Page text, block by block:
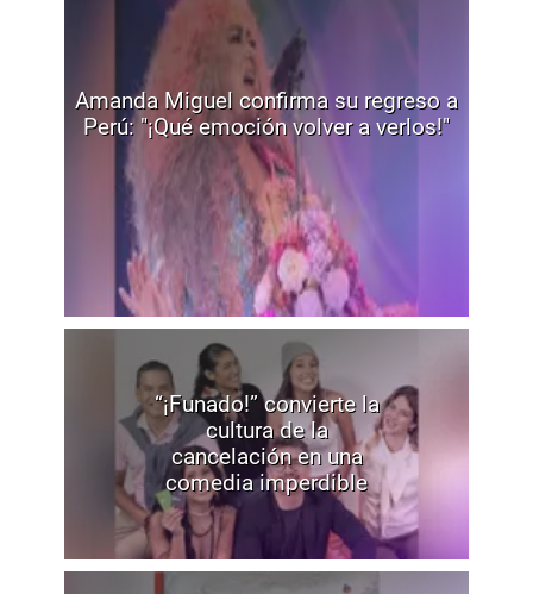
Amanda Miguel confirma su regreso a
Perú: "¡Qué emoción volver a verlos!"
“¡Funado!” convierte la
cultura de la
cancelación en una
comedia imperdible